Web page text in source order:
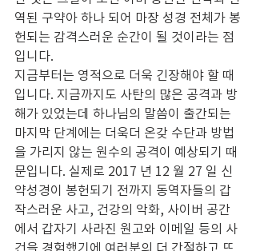
역된 구약아 하나 되어 마장 성경 전체가 봉
헌되는 감격스러운 순간이 될 것이라는 점
입니다.
지금부터는 영적으로 더욱 긴장해야 할 때
입니다. 지금까지도 사탄의 많은 공격과 방
해가 있었는데 하나님의 말씀이 출간되는
마지막 단계에는 더욱더 온갖 수단과 방법
을 가리지 않는 원수의 공격이 예상되기 때
문입니다. 실제로 2017 년 12 월 27 일 신
약성경이 봉헌되기 전까지 동역자들의 갑
작스러운 사고, 건강의 악화, 사이버 공간
에서 갑자기 사라진 원고와 이메일 등의 사